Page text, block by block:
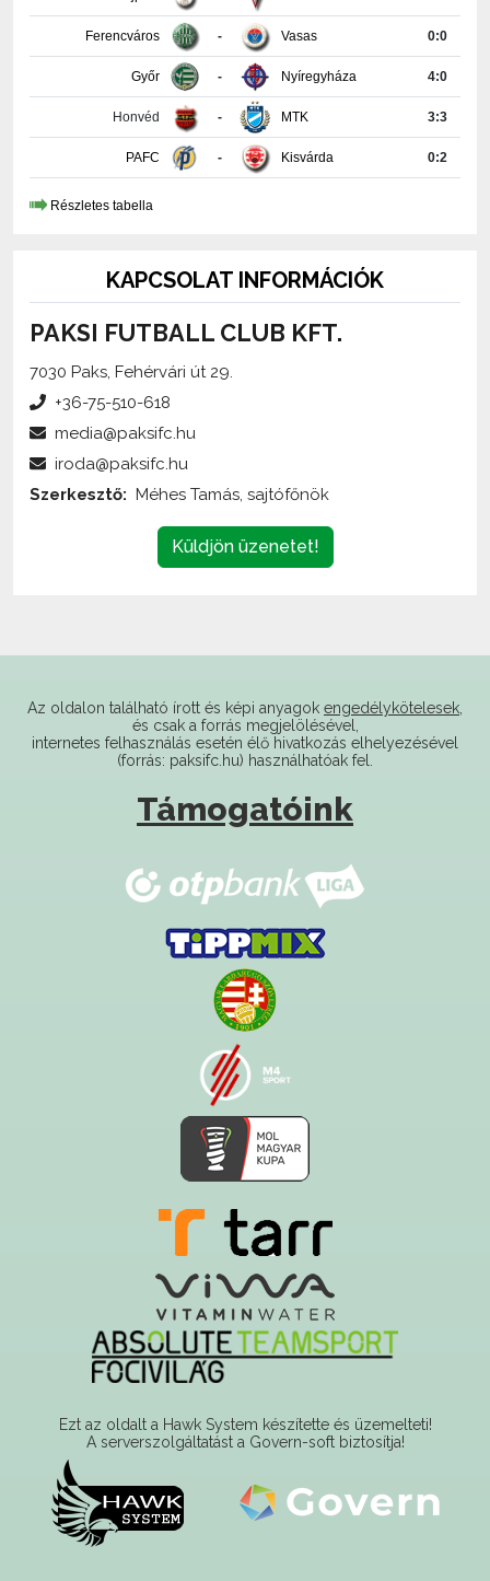
Győr Nyíregyháza 4:0
Honvéd MTK 3:3
PAFC Kisvárda 0:2
Részletes tabella
PAKSI FUTBALL CLUB KFT.
7030 Paks, Fehérvári út 29.
Küldjön üzenetet!
internetes felhasználás esetén élő hivatkozás elhelyezésével
(forrás: paksifc.hu) használhatóak fel.
Támogatóink
Ezt az oldalt a Hawk System készítette és üzemelteti!